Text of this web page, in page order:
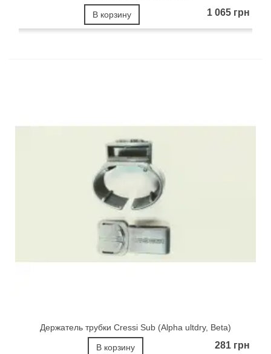
1 065 грн
В корзину
Держатель трубки Cressi Sub (Alpha ultdry, Beta)
281 грн
В корзину